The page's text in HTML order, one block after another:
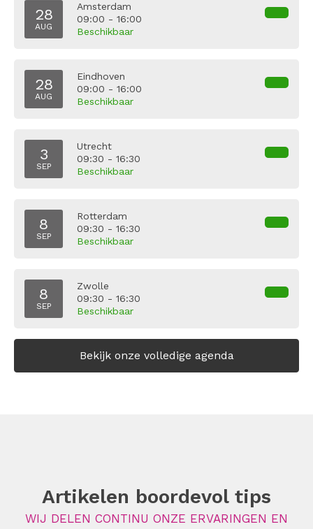
28
AUG
Amsterdam
09:00 - 16:00
Beschikbaar
28
AUG
Eindhoven
09:00 - 16:00
Beschikbaar
3
SEP
Utrecht
09:30 - 16:30
Beschikbaar
8
SEP
Rotterdam
09:30 - 16:30
Beschikbaar
8
SEP
Zwolle
09:30 - 16:30
Beschikbaar
Bekijk onze volledige agenda
Artikelen boordevol tips
WIJ DELEN CONTINU ONZE ERVARINGEN EN